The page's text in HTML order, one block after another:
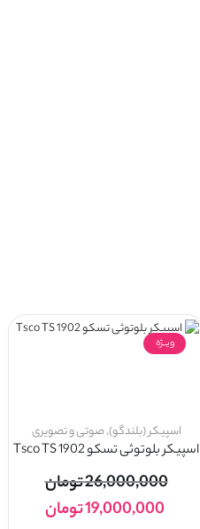
ویــژه
اسپیکر (بلندگو),صوتی و تصویری
اسپیکر بلوتوثی تسکو Tsco TS 1902
26,000,000تومان
19,000,000تومان